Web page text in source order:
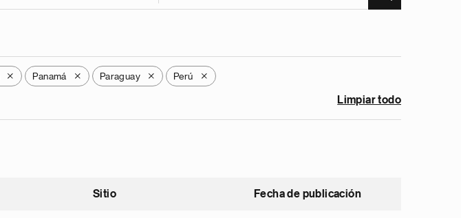
X Panamá X Paraguay X Perú X
Limpiar todo
Sitio Fecha de publicación